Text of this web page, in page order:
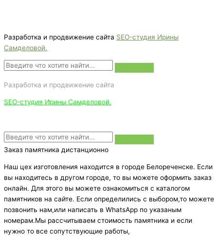
Разработка и продвижение сайта SEO-студия Ирины
Самделовой.
Разработка и продвижение сайта
SEO-студия Ирины Самделовой.
Заказ памятника дистанционно
Наш цех изготовления находится в городе Белореченске. Если
вы находитесь в другом городе, то вы можете оформить заказ
онлайн. Для этого вы можете ознакомиться с каталогом
памятников на сайте. Если определились с выбором,то можете
позвонить нам,или написать в WhatsApp по указаным
номерам.Мы рассчитываем стоимость памятника и если
нужно то все сопутствующие работы,